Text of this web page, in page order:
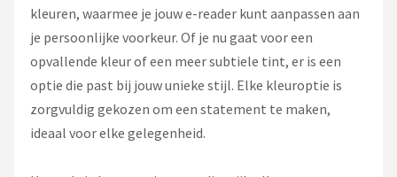
kleuren, waarmee je jouw e-reader kunt aanpassen aan
je persoonlijke voorkeur. Of je nu gaat voor een
opvallende kleur of een meer subtiele tint, er is een
optie die past bij jouw unieke stijl. Elke kleuroptie is
zorgvuldig gekozen om een statement te maken,
ideaal voor elke gelegenheid.